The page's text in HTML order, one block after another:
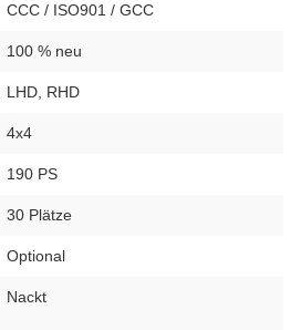
CCC / ISO901 / GCC
100 % neu
LHD, RHD
4x4
190 PS
30 Plätze
Optional
Nackt